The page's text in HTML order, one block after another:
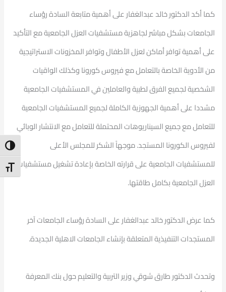
Size
كما أكد الدكتور خالد عبدالغفار على أهمية متابعة السادة رؤساء
الجامعات بشكل مباشر لجاهزية مستشفيات العزل الجامعية مع التأكيد
على أهمية توافر أماكن لعزل الأطفال وتوافر المخزونات الاستراتيجية
من الأدوية الخاصة بالتعامل مع فيروس كورونا وكذلك الواقيات
الشخصية لجميع الفرق لطبية والعاملين في المستشفيات الجامعية
مشددا على أهمية الجهوزية الكاملة لجميع المستشفيات الجامعية
للتعامل مع جميع السيناريوهات المحتملة للتعامل مع الانتشار الوبائي
لفيروس الكورونا المستجد. موجهاً الشكر للمجلس الأعلى
للمستشفيات الجامعية على قرارته الخاصة بإعادة تشغيل مستشفيات
العزل الجامعية بكامل طاقتها.
كما عرض الدكتور خالد عبدالغفار على السادة رؤساء الجامعات آخر
المستجدات التنفيذية المتعلقة بإنشاء الجامعات الاهلية الجديدة.
وتحدث الدكتور طارق شوقي وزير التربية والتعليم حول بنك المعرفة